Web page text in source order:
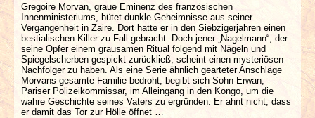
Gregoire Morvan, graue Eminenz des französischen
Innenministeriums, hütet dunkle Geheimnisse aus seiner
Vergangenheit in Zaire. Dort hatte er in den Siebzigerjahren einen
bestialischen Killer zu Fall gebracht. Doch jener „Nagelmann“, der
seine Opfer einem grausamen Ritual folgend mit Nägeln und
Spiegelscherben gespickt zurückließ, scheint einen mysteriösen
Nachfolger zu haben. Als eine Serie ähnlich gearteter Anschläge
Morvans gesamte Familie bedroht, begibt sich Sohn Erwan,
Pariser Polizeikommissar, im Alleingang in den Kongo, um die
wahre Geschichte seines Vaters zu ergründen. Er ahnt nicht, dass
er damit das Tor zur Hölle öffnet …